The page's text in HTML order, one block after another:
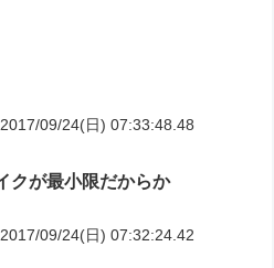
2017/09/24(日) 07:33:48.48
クが最小限だからか
2017/09/24(日) 07:32:24.42